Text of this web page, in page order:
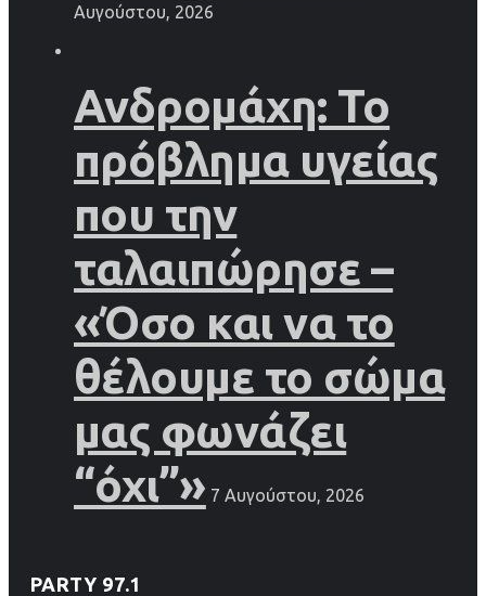
Αυγούστου, 2026
Ανδρομάχη: Το
πρόβλημα υγείας
που την
ταλαιπώρησε –
«Όσο και να το
θέλουμε το σώμα
μας φωνάζει
“όχι”» 7 Αυγούστου, 2026
PARTY 97.1